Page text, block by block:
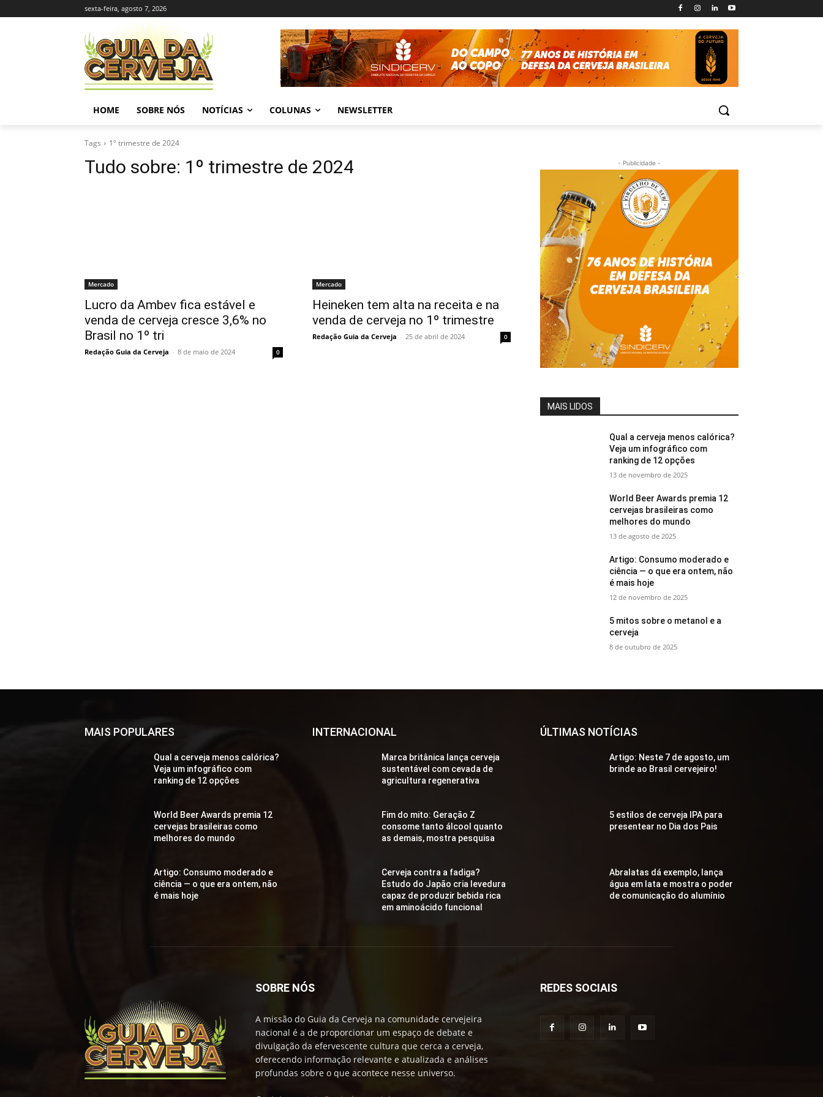
sexta-feira, agosto 7, 2026
HOME SOBRE NÓS NOTÍCIAS COLUNAS NEWSLETTER
Tags 1º trimestre de 2024
Tudo sobre: 1º trimestre de 2024
Mercado
Lucro da Ambev fica estável e
venda de cerveja cresce 3,6% no
Brasil no 1º tri
Redação Guia da Cerveja - 8 de maio de 2024 0
Mercado
Heineken tem alta na receita e na
venda de cerveja no 1º trimestre
Redação Guia da Cerveja - 25 de abril de 2024 0
- Publicidade -
MAIS LIDOS
Qual a cerveja menos calórica?
Veja um infográfico com
ranking de 12 opções
13 de novembro de 2025
World Beer Awards premia 12
cervejas brasileiras como
melhores do mundo
13 de agosto de 2025
Artigo: Consumo moderado e
ciência — o que era ontem, não
é mais hoje
12 de novembro de 2025
5 mitos sobre o metanol e a
cerveja
8 de outubro de 2025
MAIS POPULARES
Qual a cerveja menos calórica?
Veja um infográfico com
ranking de 12 opções
World Beer Awards premia 12
cervejas brasileiras como
melhores do mundo
Artigo: Consumo moderado e
ciência — o que era ontem, não
é mais hoje
INTERNACIONAL
Marca britânica lança cerveja
sustentável com cevada de
agricultura regenerativa
Fim do mito: Geração Z
consome tanto álcool quanto
as demais, mostra pesquisa
Cerveja contra a fadiga?
Estudo do Japão cria levedura
capaz de produzir bebida rica
em aminoácido funcional
ÚLTIMAS NOTÍCIAS
Artigo: Neste 7 de agosto, um
brinde ao Brasil cervejeiro!
5 estilos de cerveja IPA para
presentear no Dia dos Pais
Abralatas dá exemplo, lança
água em lata e mostra o poder
de comunicação do alumínio
SOBRE NÓS
A missão do Guia da Cerveja na comunidade cervejeira
nacional é a de proporcionar um espaço de debate e
divulgação da efervescente cultura que cerca a cerveja,
oferecendo informação relevante e atualizada e análises
profundas sobre o que acontece nesse universo.
REDES SOCIAIS